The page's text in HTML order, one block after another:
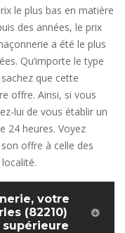
le plus bas en matière
des années, le prix
a été le plus
Qu’importe le type
que cette
offre. Ainsi, si vous
lui de vous établir un
24 heures. Voyez
offre à celle des
votre
(82210)